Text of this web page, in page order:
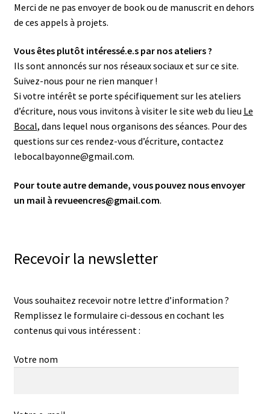
Merci de ne pas envoyer de book ou de manuscrit en dehors
de ces appels à projets.
Vous êtes plutôt intéressé.e.s par nos ateliers ?
Ils sont annoncés sur nos réseaux sociaux et sur ce site.
Suivez-nous pour ne rien manquer !
Si votre intérêt se porte spécifiquement sur les ateliers
d’écriture, nous vous invitons à visiter le site web du lieu Le
Bocal, dans lequel nous organisons des séances. Pour des
questions sur ces rendez-vous d’écriture, contactez
lebocalbayonne@gmail.com.
Pour toute autre demande, vous pouvez nous envoyer
un mail à revueencres@gmail.com.
Recevoir la newsletter
Vous souhaitez recevoir notre lettre d’information ?
Remplissez le formulaire ci-dessous en cochant les
contenus qui vous intéressent :
Votre nom